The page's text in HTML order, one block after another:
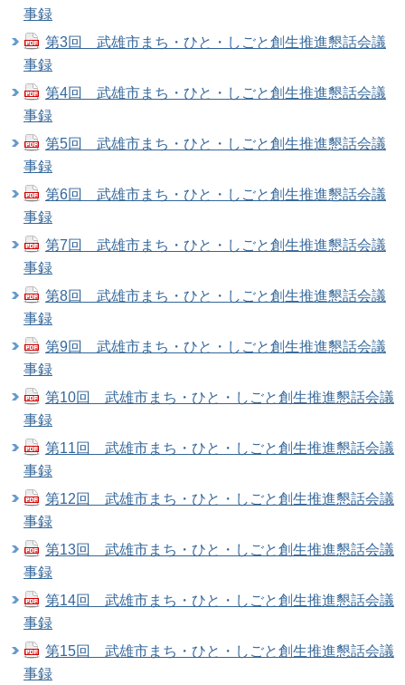
事録
第3回 武雄市まち・ひと・しごと創生推進懇話会議
事録
第4回 武雄市まち・ひと・しごと創生推進懇話会議
事録
第5回 武雄市まち・ひと・しごと創生推進懇話会議
事録
第6回 武雄市まち・ひと・しごと創生推進懇話会議
事録
第7回 武雄市まち・ひと・しごと創生推進懇話会議
事録
第8回 武雄市まち・ひと・しごと創生推進懇話会議
事録
第9回 武雄市まち・ひと・しごと創生推進懇話会議
事録
第10回 武雄市まち・ひと・しごと創生推進懇話会議
事録
第11回 武雄市まち・ひと・しごと創生推進懇話会議
事録
第12回 武雄市まち・ひと・しごと創生推進懇話会議
事録
第13回 武雄市まち・ひと・しごと創生推進懇話会議
事録
第14回 武雄市まち・ひと・しごと創生推進懇話会議
事録
第15回 武雄市まち・ひと・しごと創生推進懇話会議
事録